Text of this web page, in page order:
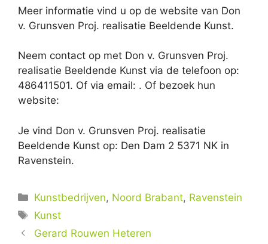
Meer informatie vind u op de website van Don
v. Grunsven Proj. realisatie Beeldende Kunst.
Neem contact op met Don v. Grunsven Proj.
realisatie Beeldende Kunst via de telefoon op:
486411501. Of via email: . Of bezoek hun
website:
Je vind Don v. Grunsven Proj. realisatie
Beeldende Kunst op: Den Dam 2 5371 NK in
Ravenstein.
Categorieën
Kunstbedrijven, Noord Brabant, Ravenstein
Tags
Kunst
Gerard Rouwen Heteren